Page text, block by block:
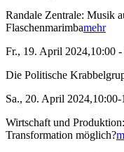
Randale Zentrale: Musik
Flaschenmarimbamehr
Fr., 19. April 2024,10:00 -
Die Politische
Sa., 20. April 2024,10:00-
Wirtschaft und
Transformation möglich?